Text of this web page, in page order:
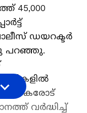
45,000
ഡയറക്ടര്‍
പറഞ്ഞു.
വര്‍ദ്ധിച്ച്